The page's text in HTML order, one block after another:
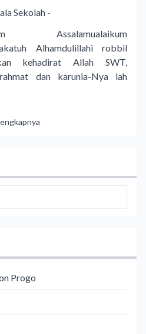
Sekolah -
Assalamualaikum
Alhamdulillahi robbil
kehadirat Allah SWT,
dan karunia-Nya lah
Progo